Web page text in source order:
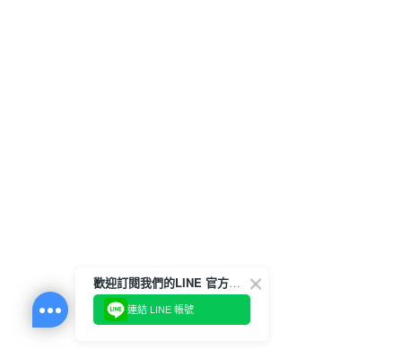
歡迎訂閱我們的LINE 官方帳號
連結 LINE 帳號